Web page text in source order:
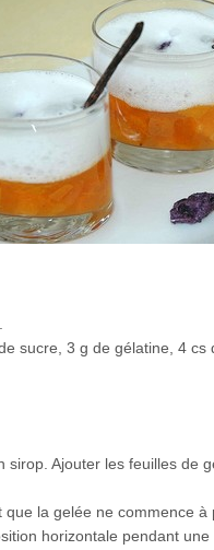
sucre, 3 g de gélatine, 4
sirop. Ajouter les feuilles de
la gelée ne commence
horizontale pendant une